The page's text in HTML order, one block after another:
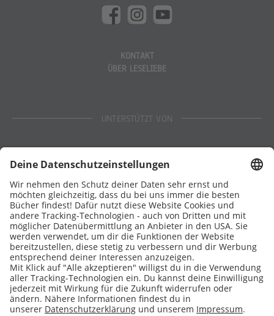
KONTAKT
ÜBER LESELIEBE
UNTERSTÜTZT VON
Stiftung Lesen
DATENSCHUTZ
IMPRESSUM
COOKIES